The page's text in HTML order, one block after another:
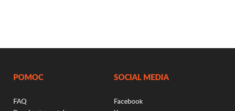
POMOC
FAQ
SOCIAL MEDIA
Facebook